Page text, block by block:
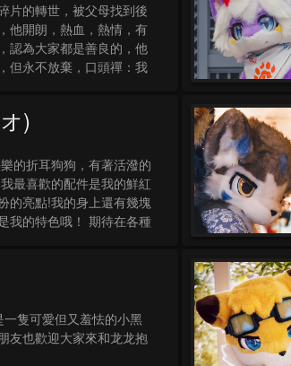
片的轉世，被父母找到後
他開朗，熱血，熱情，有
認為大家都是善良的，他
但永不放棄，口頭禪：我
行。
)
的折耳狗狗，有著活潑的
最喜歡的配件是我的鮮紅
的亮點!我的身上還有幾塊
我的特色哦！ 期待在各種
隻可愛但又羞怯的小黑
友也歡迎大家來和龙龙抱